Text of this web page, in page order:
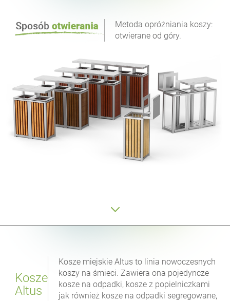
Metoda opróżniania koszy:
otwierane od góry.
Kosze
Altus
Kosze miejskie Altus to linia nowoczesnych
koszy na śmieci. Zawiera ona pojedyncze
kosze na odpadki, kosze z popielniczkami
jak również kosze na odpadki segregowane,